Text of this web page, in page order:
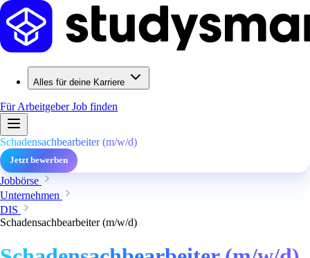
Alles für deine Karriere
Für ArbeitgeberJob finden
Schadensachbearbeiter (m/w/d)
Jetzt bewerben
Jobbörse
Unternehmen
DIS
Schadensachbearbeiter (m/w/d)